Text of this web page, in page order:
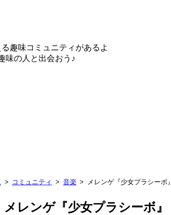
趣味コミュニティがあるよ
味の人と出会おう♪
コミュニティ 音楽 メレンゲ『少女プラシーボ』
メレンゲ『少女プラシーボ』